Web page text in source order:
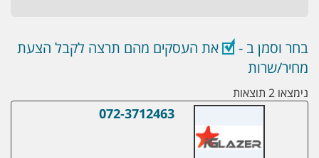
בחר וסמן ב -
את העסקים מהם תרצה לקבל הצעת
מחיר/שרות
נימצאו 2 תוצאות
מיזוגים ורכישות – איתור מפעלים, חברות
072-3712463